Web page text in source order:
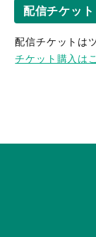
配信チケット
配信チケットは
チケット購入は